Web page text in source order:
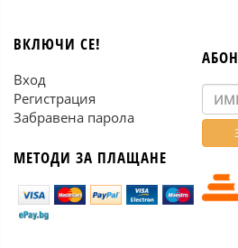
ВКЛЮЧИ СЕ!
Вход
Регистрация
Забравена парола
МЕТОДИ ЗА ПЛАЩАНЕ